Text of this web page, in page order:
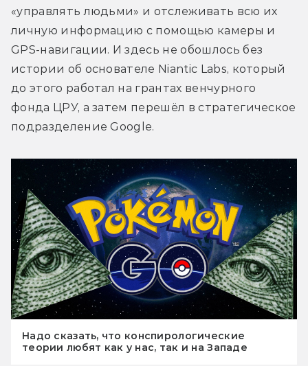
«управлять людьми» и отслеживать всю их
личную информацию с помощью камеры и
GPS-навигации. И здесь не обошлось без
истории об основателе Niantic Labs, который
до этого работал на грантах венчурного
фонда ЦРУ, а затем перешёл в стратегическое
подразделение Google.
Надо сказать, что конспирологические
теории любят как у нас, так и на Западе